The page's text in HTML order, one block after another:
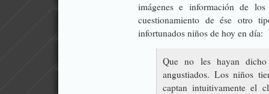
imágenes e información de
cuestionamiento de ése otro
infortunados niños de hoy en día:
Que no les hayan
angustiados. Los niños
captan intuitivamente el